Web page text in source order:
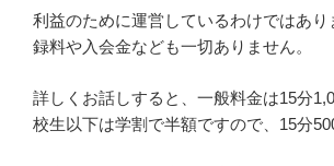
利益のために運営しているわけではあり
録料や入会金なども一切ありません。
詳しくお話しすると、一般料金は15分
校生以下は学割で半額ですので、15分